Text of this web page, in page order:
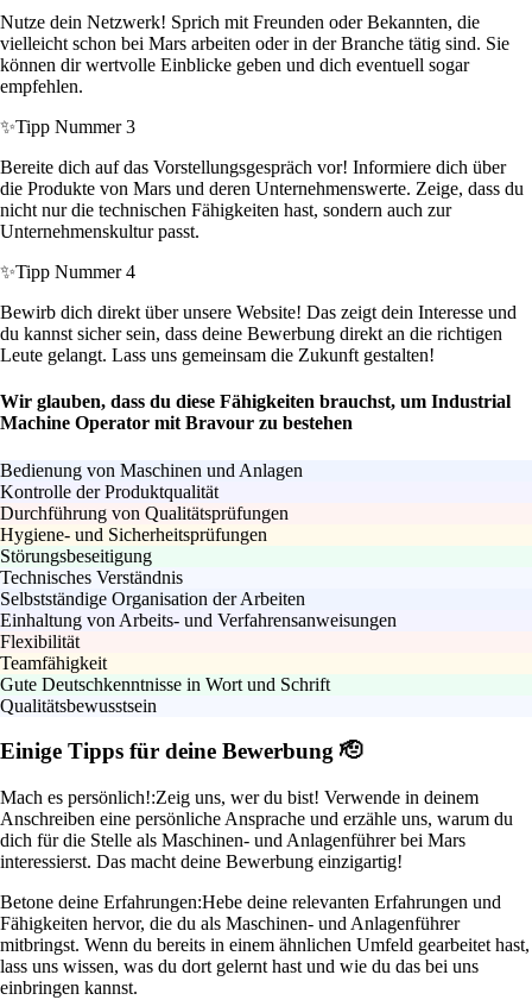
Nutze dein Netzwerk! Sprich mit Freunden oder Bekannten, die
vielleicht schon bei Mars arbeiten oder in der Branche tätig sind. Sie
können dir wertvolle Einblicke geben und dich eventuell sogar
empfehlen.
✨Tipp Nummer 3
Bereite dich auf das Vorstellungsgespräch vor! Informiere dich über
die Produkte von Mars und deren Unternehmenswerte. Zeige, dass du
nicht nur die technischen Fähigkeiten hast, sondern auch zur
Unternehmenskultur passt.
✨Tipp Nummer 4
Bewirb dich direkt über unsere Website! Das zeigt dein Interesse und
du kannst sicher sein, dass deine Bewerbung direkt an die richtigen
Leute gelangt. Lass uns gemeinsam die Zukunft gestalten!
Wir glauben, dass du diese Fähigkeiten brauchst, um Industrial
Machine Operator mit Bravour zu bestehen
Bedienung von Maschinen und Anlagen
Kontrolle der Produktqualität
Durchführung von Qualitätsprüfungen
Hygiene- und Sicherheitsprüfungen
Störungsbeseitigung
Technisches Verständnis
Selbstständige Organisation der Arbeiten
Einhaltung von Arbeits- und Verfahrensanweisungen
Flexibilität
Teamfähigkeit
Gute Deutschkenntnisse in Wort und Schrift
Qualitätsbewusstsein
Einige Tipps für deine Bewerbung 🫡
Mach es persönlich!:Zeig uns, wer du bist! Verwende in deinem
Anschreiben eine persönliche Ansprache und erzähle uns, warum du
dich für die Stelle als Maschinen- und Anlagenführer bei Mars
interessierst. Das macht deine Bewerbung einzigartig!
Betone deine Erfahrungen:Hebe deine relevanten Erfahrungen und
Fähigkeiten hervor, die du als Maschinen- und Anlagenführer
mitbringst. Wenn du bereits in einem ähnlichen Umfeld gearbeitet hast,
lass uns wissen, was du dort gelernt hast und wie du das bei uns
einbringen kannst.